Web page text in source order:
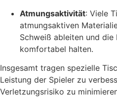
Atmungsaktivität: Viele
atmungsaktiven
Schweiß ableiten und die
komfortabel halten.
Insgesamt tragen spezielle
Leistung der Spieler zu
Verletzungsrisiko zu